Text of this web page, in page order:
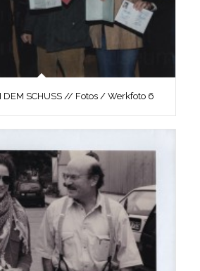
DEM SCHUSS // Fotos / Werkfoto 6